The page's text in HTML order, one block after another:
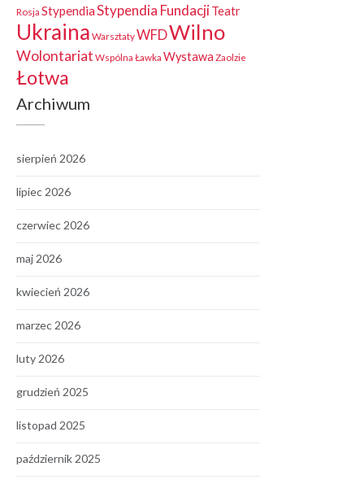
Rosja StypendiaStypendia FundacjiTeatr
Ukraina WarsztatyWFDWilno
Wolontariat Wspólna Ławka Wystawa Zaolzie
Łotwa
Archiwum
sierpień 2026
lipiec 2026
czerwiec 2026
maj 2026
kwiecień 2026
marzec 2026
luty 2026
grudzień 2025
listopad 2025
październik 2025